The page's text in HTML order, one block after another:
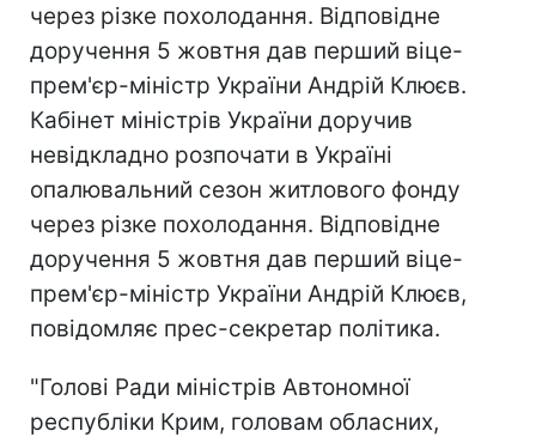
через різке похолодання. Відповідне
доручення 5 жовтня дав перший віце-
прем'єр-міністр України Андрій Клюєв.
Кабінет міністрів України доручив
невідкладно розпочати в Україні
опалювальний сезон житлового фонду
через різке похолодання. Відповідне
доручення 5 жовтня дав перший віце-
прем'єр-міністр України Андрій Клюєв,
повідомляє прес-секретар політика.
"Голові Ради міністрів Автономної
республіки Крим, головам обласних,